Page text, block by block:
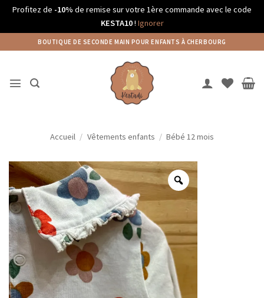
Profitez de -10% de remise sur votre 1ère commande avec le code
KESTA10! Ignorer
au
BOUTIQUE DE SECONDE MAIN POUR ENFANTS À CHERBOURG
Accueil / Vêtements enfants / Bébé 12 mois